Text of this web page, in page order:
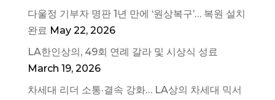
다울정 기부자 명판 1년 만에 ‘원상복구’… 복원 설치
완료 May 22, 2026
LA한인상의, 49회 연례 갈라 및 시상식 성료
March 19, 2026
차세대 리더 소통·결속 강화… LA상의 차세대 믹서